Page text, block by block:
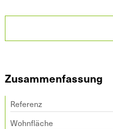
Zusammenfassung
Referenz
Wohnfläche